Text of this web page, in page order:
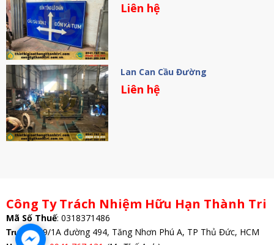
Liên hệ
Lan Can Cầu Đường
Liên hệ
Công Ty Trách Nhiệm Hữu Hạn Thành Tri
Mã Số Thuế: 0318371486
Trụ Sở: 69/1A đường 494, Tăng Nhơn Phú A, TP Thủ Đức, HCM